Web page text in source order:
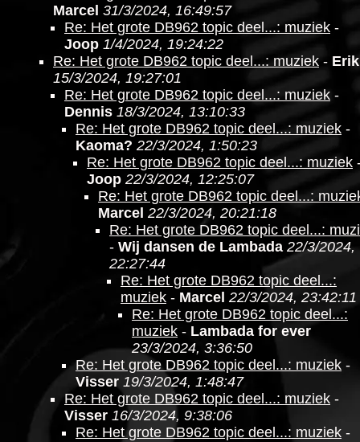
Marcel 31/3/2024, 16:49:57
Re: Het grote DB962 topic deel...: muziek -
Joop 1/4/2024, 19:24:22
Re: Het grote DB962 topic deel...: muziek - Erik
15/3/2024, 19:27:01
Re: Het grote DB962 topic deel...: muziek -
Dennis 18/3/2024, 13:10:33
Re: Het grote DB962 topic deel...: muziek -
Kaoma? 22/3/2024, 1:50:23
Re: Het grote DB962 topic deel...: muziek
Joop 22/3/2024, 12:25:07
Re: Het grote DB962 topic deel...:
Marcel 22/3/2024, 20:21:18
Re: Het grote DB962 topic deel...:
- Wij dansen de Lambada 22/3/2024,
22:27:44
Re: Het grote DB962 topic deel...:
muziek - Marcel 22/3/2024, 23:42:11
Re: Het grote DB962 topic deel...:
muziek - Lambada for ever
23/3/2024, 3:36:50
Re: Het grote DB962 topic deel...: muziek -
Visser 19/3/2024, 1:48:47
Re: Het grote DB962 topic deel...: muziek -
Visser 16/3/2024, 9:38:06
Re: Het grote DB962 topic deel...: muziek -